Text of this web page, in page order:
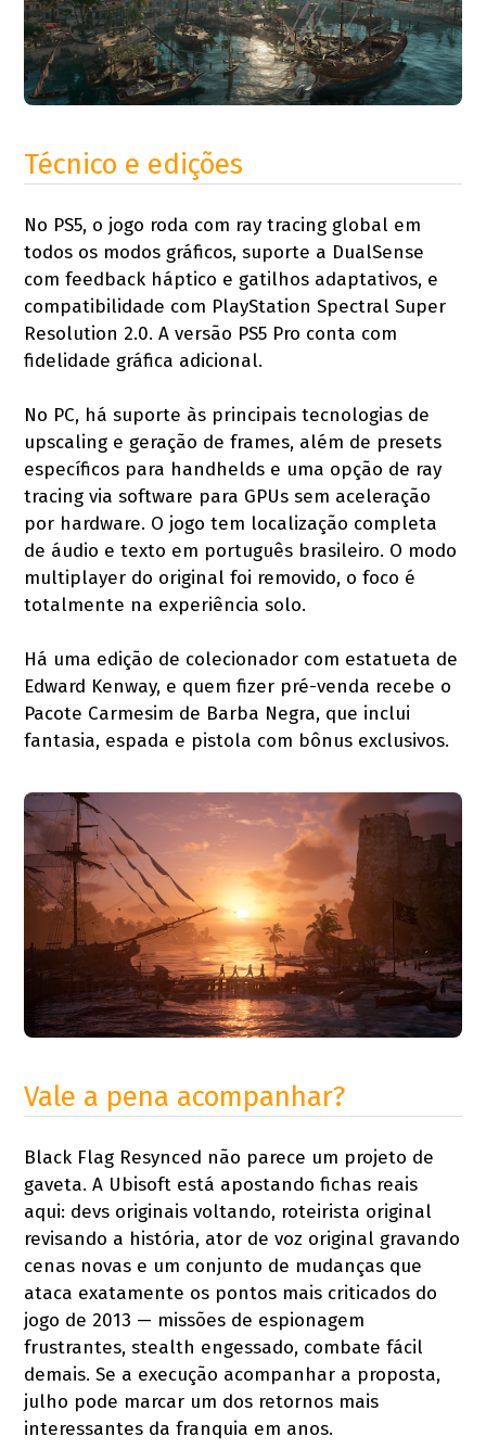
Técnico e edições
No PS5, o jogo roda com ray tracing global em
todos os modos gráficos, suporte a DualSense
com feedback háptico e gatilhos adaptativos, e
compatibilidade com PlayStation Spectral Super
Resolution 2.0. A versão PS5 Pro conta com
fidelidade gráfica adicional.
No PC, há suporte às principais tecnologias de
upscaling e geração de frames, além de presets
específicos para handhelds e uma opção de ray
tracing via software para GPUs sem aceleração
por hardware. O jogo tem localização completa
de áudio e texto em português brasileiro. O modo
multiplayer do original foi removido, o foco é
totalmente na experiência solo.
Há uma edição de colecionador com estatueta de
Edward Kenway, e quem fizer pré-venda recebe o
Pacote Carmesim de Barba Negra, que inclui
fantasia, espada e pistola com bônus exclusivos.
Vale a pena acompanhar?
Black Flag Resynced não parece um projeto de
gaveta. A Ubisoft está apostando fichas reais
aqui: devs originais voltando, roteirista original
revisando a história, ator de voz original gravando
cenas novas e um conjunto de mudanças que
ataca exatamente os pontos mais criticados do
jogo de 2013 — missões de espionagem
frustrantes, stealth engessado, combate fácil
demais. Se a execução acompanhar a proposta,
julho pode marcar um dos retornos mais
interessantes da franquia em anos.